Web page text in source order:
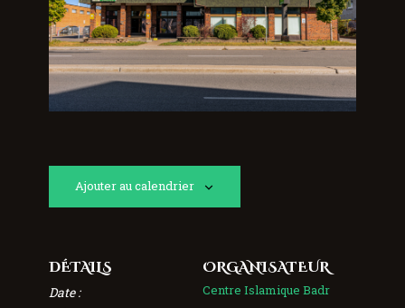
Ajouter au calendrier
DÉTAILS
Date :
ORGANISATEUR
Centre Islamique Badr